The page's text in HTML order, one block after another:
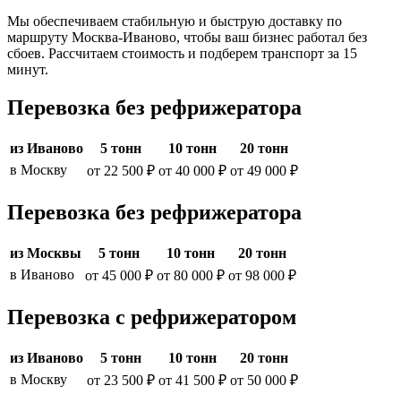
Мы обеспечиваем стабильную и быструю доставку по
маршруту Москва-Иваново, чтобы ваш бизнес работал без
сбоев. Рассчитаем стоимость и подберем транспорт за 15
минут.
Перевозка без рефрижератора
из Иваново 5 тонн 10 тонн
20 тонн
в Москву
от 22 500 ₽ от 40 000 ₽ от 49 000 ₽
Перевозка без рефрижератора
из Москвы 5 тонн 10 тонн
20 тонн
в Иваново
от 45 000 ₽ от 80 000 ₽ от 98 000 ₽
Перевозка с рефрижератором
из Иваново 5 тонн 10 тонн
20 тонн
в Москву
от 23 500 ₽ от 41 500 ₽ от 50 000 ₽